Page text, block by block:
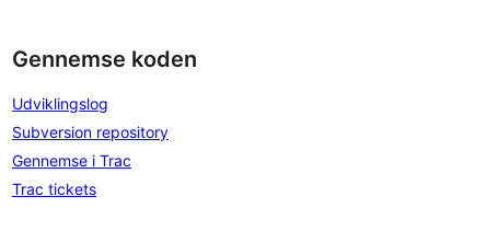
Gennemse koden
Udviklingslog
Subversion repository
Gennemse i Trac
Trac tickets